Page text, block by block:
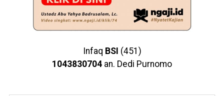
Infaq BSI (451)
1043830704 an. Dedi Purnomo